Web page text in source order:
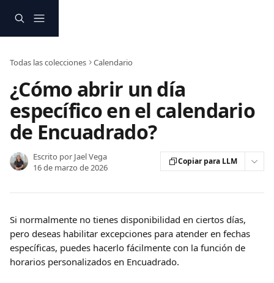
Todas las colecciones Calendario
¿Cómo abrir un día
específico en el calendario
de Encuadrado?
Escrito por Jael Vega
16 de marzo de 2026
Copiar para LLM
Si normalmente no tienes disponibilidad en ciertos días,
pero deseas habilitar excepciones para atender en fechas
específicas, puedes hacerlo fácilmente con la función de
horarios personalizados en Encuadrado.